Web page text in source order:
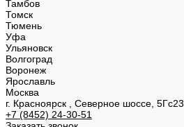
Тамбов
Томск
Тюмень
Уфа
Ульяновск
Волгоград
Воронеж
Ярославль
Москва
г. Красноярск , Северное шоссе, 5Гс23
+7 (8452) 24-30-51